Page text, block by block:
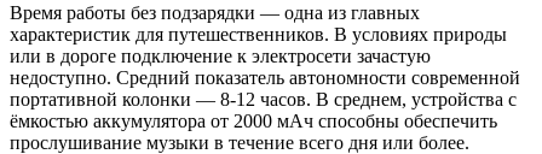
Время работы без подзарядки — одна из главных
характеристик для путешественников. В условиях природы
или в дороге подключение к электросети зачастую
недоступно. Средний показатель автономности современной
портативной колонки — 8-12 часов. В среднем, устройства с
ёмкостью аккумулятора от 2000 мАч способны обеспечить
прослушивание музыки в течение всего дня или более.